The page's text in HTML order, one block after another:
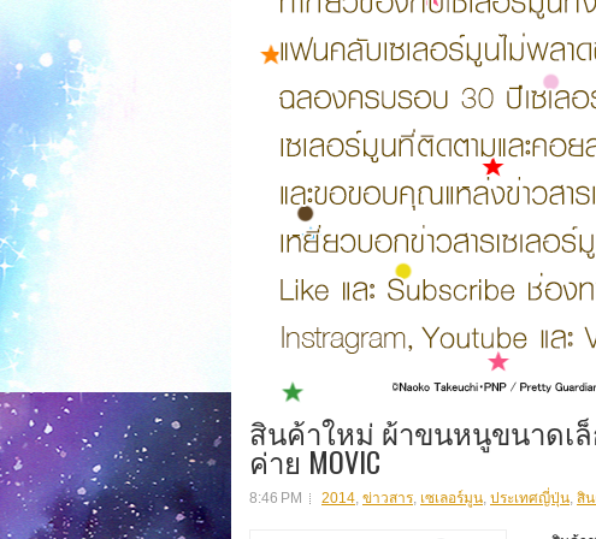
สินค้าใหม่ ผ้าขนหนูขนาดเ
ค่าย MOVIC
8:46 PM 2014, ข่าวสาร, เซเลอร์มูน, ประเทศญี่ปุ่น, สิ